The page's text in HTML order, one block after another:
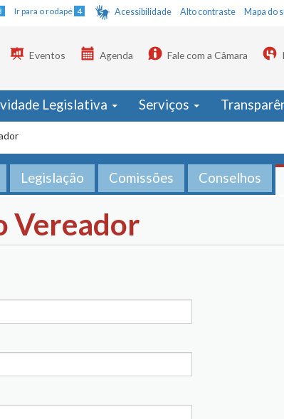
Ir para o rodapé 4 Acessibilidade Alto contraste Mapa do
Eventos Agenda Fale com a Câmara
Legislativa Serviços
Legislação Comissões Conselhos
Vereador